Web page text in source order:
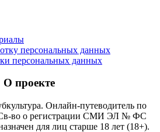
персональных данных
персональных данных
О проекте
Онлайн-путеводитель по
Св-во о регистрации СМИ ЭЛ № ФС
для лиц старше 18 лет (18+).